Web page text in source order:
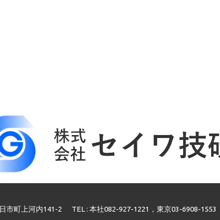
市町上河内141-2 TEL : 本社082-927-1221，東京03-6908-1553